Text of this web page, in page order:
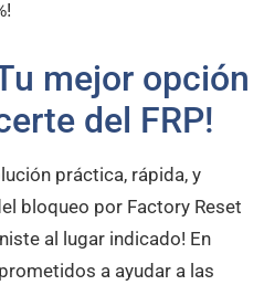
mejor opción
del FRP!
práctica, rápida, y
bloqueo por Factory Reset
al lugar indicado! En
a ayudar a las